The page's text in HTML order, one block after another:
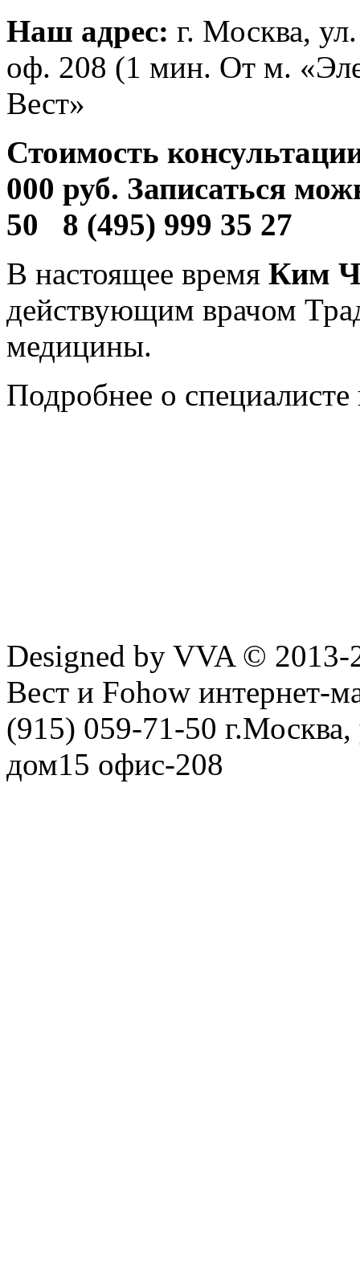
Наш адрес: г. Москва,
оф. 208 (1 мин. От м.
Вест»
Стоимость
000 руб. Записаться
50 8 (495) 999 35 27
В настоящее время Ким
действующим врачом
медицины.
Подробнее о
Designed by VVA ©
Вест и Fohow интернет-
(915) 059-71-50
дом15 офис-208